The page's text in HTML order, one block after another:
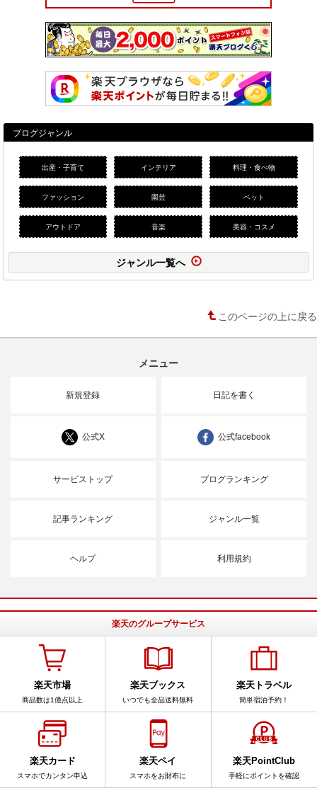
ブログジャンル
出産・子育て インテリア 料理・食べ物
ファッション 園芸 ペット
アウトドア 音楽 美容・コスメ
ジャンル一覧へ
このページの上に戻る
メニュー
新規登録 日記を書く
公式X 公式facebook
サービストップ ブログランキング
記事ランキング ジャンル一覧
ヘルプ 利用規約
楽天のグループサービス
楽天市場
商品数は1億点以上
楽天ブックス
いつでも全品送料無料
楽天トラベル
簡単宿泊予約！
楽天カード
スマホでカンタン申込
楽天ペイ
スマホをお財布に
楽天PointClub
手軽にポイントを確認